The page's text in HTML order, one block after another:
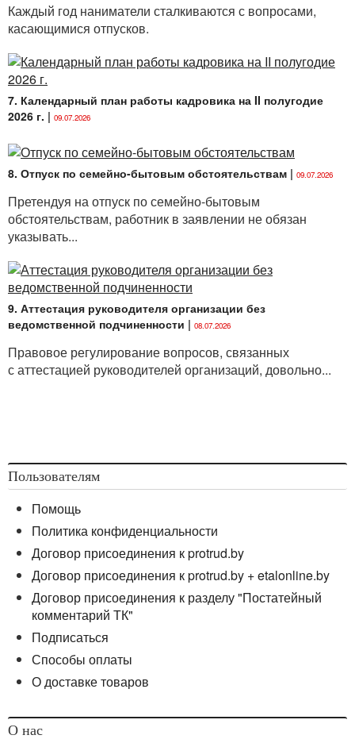
Каждый год наниматели сталкиваются с вопросами,
касающимися отпусков.
7. Календарный план работы кадровика на II полугодие
2026 г. | 09.07.2026
8. Отпуск по семейно-бытовым обстоятельствам | 09.07.2026
Претендуя на отпуск по семейно-бытовым
обстоятельствам, работник в заявлении не обязан
указывать...
9. Аттестация руководителя организации без
ведомственной подчиненности | 08.07.2026
Правовое регулирование вопросов, связанных
с аттестацией руководителей организаций, довольно...
Пользователям
Помощь
Политика конфиденциальности
Договор присоединения к protrud.by
Договор присоединения к protrud.by + etalonline.by
Договор присоединения к разделу "Постатейный
комментарий ТК"
Подписаться
Способы оплаты
О доставке товаров
О нас